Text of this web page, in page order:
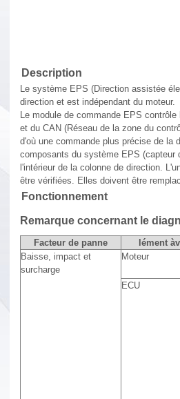
Description
Le système EPS (Direction assistée
direction et est indépendant du moteur.
Le module de commande EPS
et du CAN (Réseau de la zone du
d'où une commande plus précise de la
composants du système EPS (capteur
l'intérieur de la colonne de direction.
être vérifiées. Elles doivent être
Fonctionnement
Remarque concernant le
Facteur de panne lément
Baisse, impact et
surcharge
Moteur
ECU